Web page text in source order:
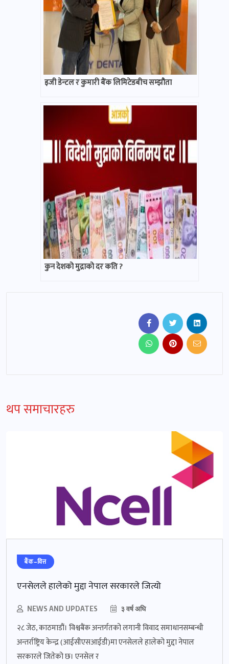
इजी डेन्टल र कुमारी बैंक लिमिटेडबीच सम्झौता
कुन देशको मुद्राको दर कति ?
थप समाचारहरु
बैंक–वित्त
एनसेलले हालेको मुद्दा नेपाल सरकारले जित्यो
NEWS AND UPDATES ३ वर्ष अघि
२८ जेठ, काठमाडौं। विश्वबैंक अन्तर्गतको लगानी विवाद समाधानसम्बन्धी
अन्तर्राष्ट्रिय केन्द्र (आईसीएसआईडी)मा एनसेलले हालेको मुद्दा नेपाल
सरकारले जितेको छ। एनसेल र